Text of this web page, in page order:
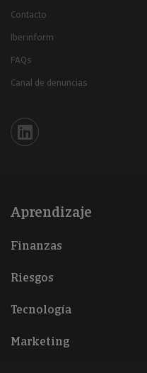
Contacto
Iberinform
FAQs
Canal de denuncias
Iberinform en Linkedin
Aprendizaje
Finanzas
Riesgos
Tecnología
Marketing